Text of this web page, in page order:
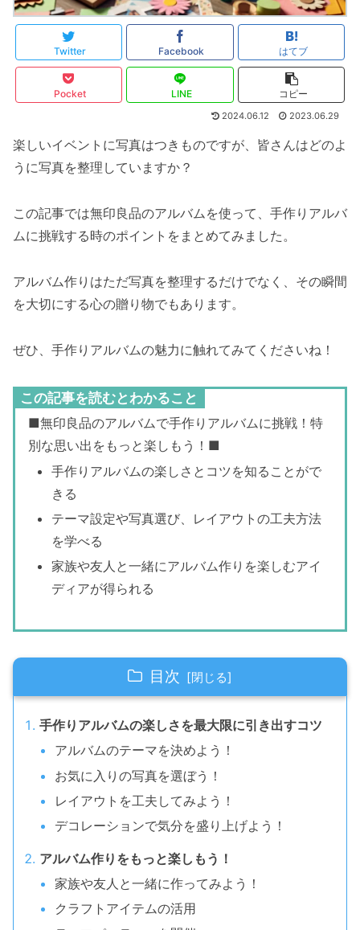
Twitter Facebook はてブ
Pocket LINE コピー
2024.06.12 2023.06.29
楽しいイベントに写真はつきものですが、皆さんはどのよ
うに写真を整理していますか？
この記事では無印良品のアルバムを使って、手作りアルバ
ムに挑戦する時のポイントをまとめてみました。
アルバム作りはただ写真を整理するだけでなく、その瞬間
を大切にする心の贈り物でもあります。
ぜひ、手作りアルバムの魅力に触れてみてくださいね！
この記事を読むとわかること
■無印良品のアルバムで手作りアルバムに挑戦！特
別な思い出をもっと楽しもう！■
手作りアルバムの楽しさとコツを知ることがで
きる
テーマ設定や写真選び、レイアウトの工夫方法
を学べる
家族や友人と一緒にアルバム作りを楽しむアイ
ディアが得られる
目次
手作りアルバムの楽しさを最大限に引き出すコツ
アルバムのテーマを決めよう！
お気に入りの写真を選ぼう！
レイアウトを工夫してみよう！
デコレーションで気分を盛り上げよう！
アルバム作りをもっと楽しもう！
家族や友人と一緒に作ってみよう！
クラフトアイテムの活用